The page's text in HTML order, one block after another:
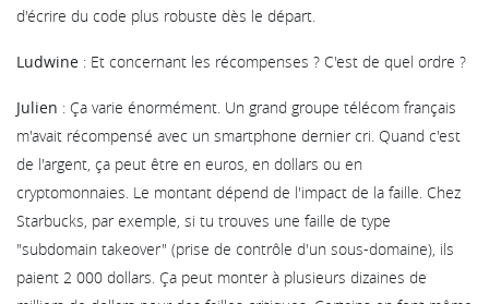
d'écrire du code plus robuste dès le départ.
Ludwine : Et concernant les récompenses ? C'est de quel ordre ?
Julien : Ça varie énormément. Un grand groupe télécom français
m'avait récompensé avec un smartphone dernier cri. Quand c'est
de l'argent, ça peut être en euros, en dollars ou en
cryptomonnaies. Le montant dépend de l'impact de la faille. Chez
Starbucks, par exemple, si tu trouves une faille de type
"subdomain takeover" (prise de contrôle d'un sous-domaine), ils
paient 2 000 dollars. Ça peut monter à plusieurs dizaines de